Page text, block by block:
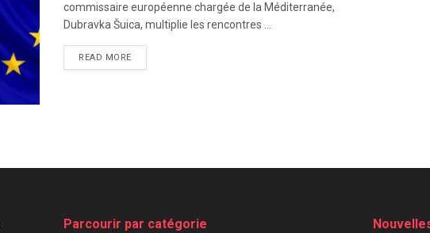
commissaire européenne chargée de la Méditerranée,
Dubravka Šuica, multiplie les rencontres ...
READ MORE
Parcourir par catégorie